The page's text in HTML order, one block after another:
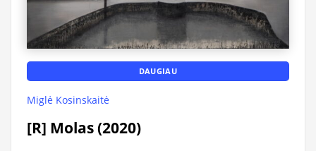
DAUGIAU
Miglė Kosinskaitė
[R] Molas (2020)